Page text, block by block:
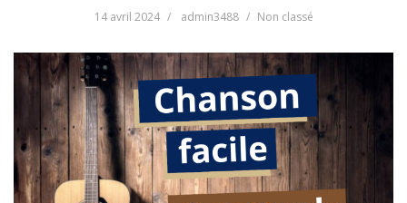
14 avril 2024 admin3488 Non classé